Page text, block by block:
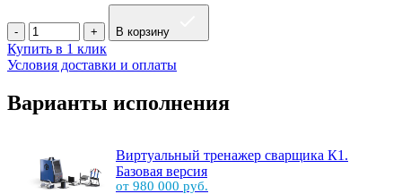
В корзину
Купить в 1 клик
Условия доставки и оплаты
Варианты исполнения
Виртуальный тренажер сварщика К1.
Базовая версия
от 980 000 руб.